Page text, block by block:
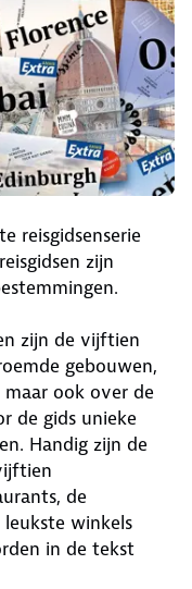
reisgidsenserie
zijn
zijn de vijftien
gebouwen,
maar ook over de
de gids unieke
Handig zijn de
de
winkels
in de tekst